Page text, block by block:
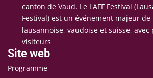
canton de Vaud. Le LAFF Festival
Festival) est un événement majeur
lausannoise, vaudoise et suisse, avec
visiteurs
Site web
Programme